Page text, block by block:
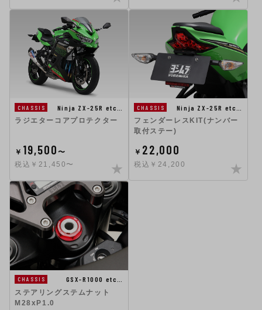
CHASSIS
Ninja ZX-25R etc…
ラジエターコアプロテクター
￥ 19,500〜
税込￥21,450〜
CHASSIS
Ninja ZX-25R etc…
フェンダーレスKIT(ナンバー
取付ステー)
￥ 22,000
税込￥24,200
CHASSIS
GSX-R1000 etc…
ステアリングステムナット
M28xP1.0